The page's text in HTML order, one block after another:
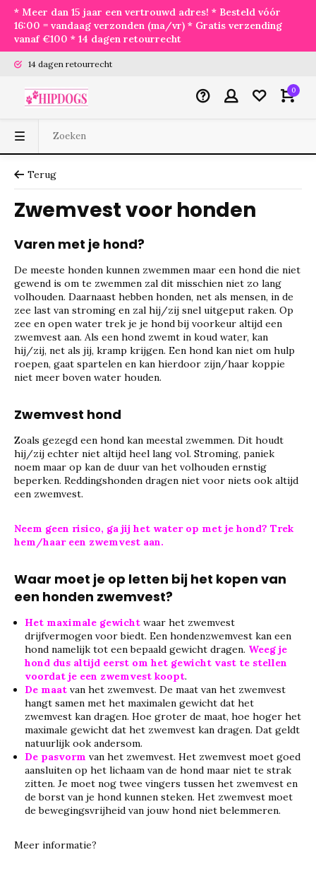
* Meer dan 15 jaar een vertrouwd adres! * Besteld vóór
16:00 = vandaag verzonden (ma/vr) * Gratis verzending
vanaf €100 * 14 dagen retourrecht
14 dagen retourrecht
0
Terug
Zwemvest voor honden
Varen met je hond?
De meeste honden kunnen zwemmen maar een hond die niet
gewend is om te zwemmen zal dit misschien niet zo lang
volhouden. Daarnaast hebben honden, net als mensen, in de
zee last van stroming en zal hij/zij snel uitgeput raken. Op
zee en open water trek je je hond bij voorkeur altijd een
zwemvest aan. Als een hond zwemt in koud water, kan
hij/zij, net als jij, kramp krijgen. Een hond kan niet om hulp
roepen, gaat spartelen en kan hierdoor zijn/haar koppie
niet meer boven water houden.
Zwemvest hond
Zoals gezegd een hond kan meestal zwemmen. Dit houdt
hij/zij echter niet altijd heel lang vol. Stroming, paniek
noem maar op kan de duur van het volhouden ernstig
beperken. Reddingshonden dragen niet voor niets ook altijd
een zwemvest.
Neem geen risico, ga jij het water op met je hond? Trek
hem/haar een zwemvest aan.
Waar moet je op letten bij het kopen van
een honden zwemvest?
Het maximale gewicht waar het zwemvest
drijfvermogen voor biedt. Een hondenzwemvest kan een
hond namelijk tot een bepaald gewicht dragen. Weeg je
hond dus altijd eerst om het gewicht vast te stellen
voordat je een zwemvest koopt.
De maat van het zwemvest. De maat van het zwemvest
hangt samen met het maximalen gewicht dat het
zwemvest kan dragen. Hoe groter de maat, hoe hoger het
maximale gewicht dat het zwemvest kan dragen. Dat geldt
natuurlijk ook andersom.
De pasvorm van het zwemvest. Het zwemvest moet goed
aansluiten op het lichaam van de hond maar niet te strak
zitten. Je moet nog twee vingers tussen het zwemvest en
de borst van je hond kunnen steken. Het zwemvest moet
de bewegingsvrijheid van jouw hond niet belemmeren.
Meer informatie?